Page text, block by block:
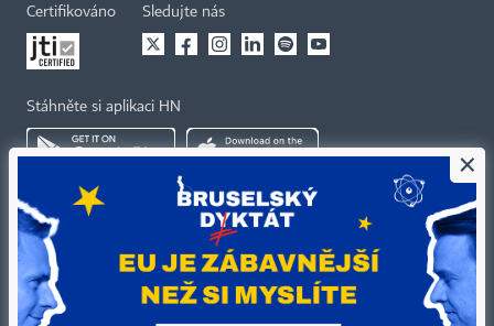
Certifikováno Sledujte nás
Stáhněte si aplikaci HN
Kontakty
Tiráž redakce HN
Economia
Ochrana osobních údajů
Prohlášení o cookies
×